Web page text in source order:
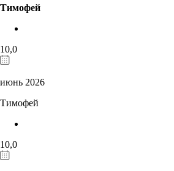
Тимофей
10,0
июнь 2026
Тимофей
10,0